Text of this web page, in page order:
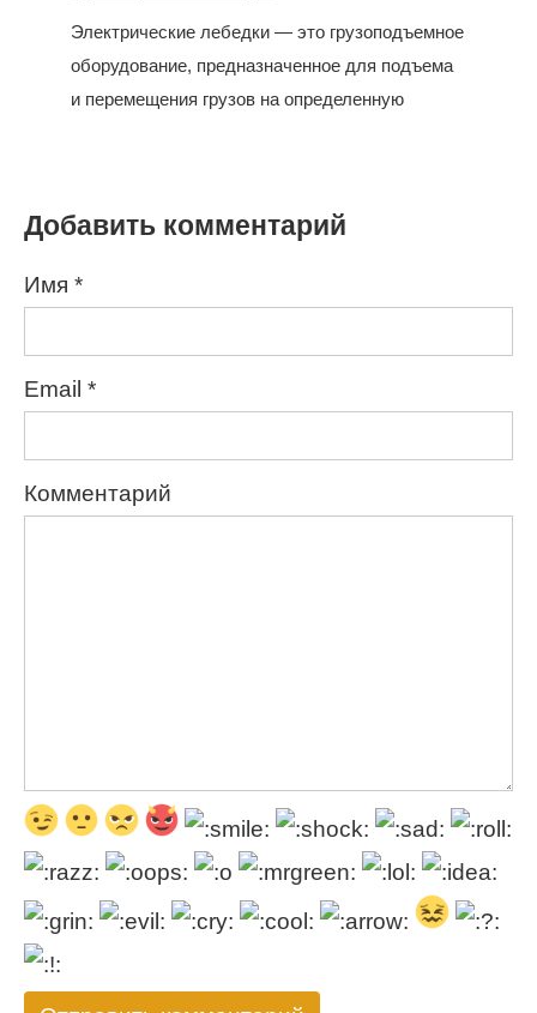
Электрические лебедки — это грузоподъемное
оборудование, предназначенное для подъема
и перемещения грузов на определенную
Добавить комментарий
Имя *
Email *
Комментарий